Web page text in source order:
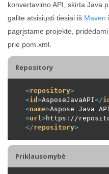
konvertavimo API, skirta Java
galite atsisiųsti tiesiai iš Maven
pagrįstame projekte,
prie pom.xml.
Repository
<repository>
<id >AsposeJavaAPI</id
<name>Aspose Java
<url >https://
</repository>
Priklausomybė